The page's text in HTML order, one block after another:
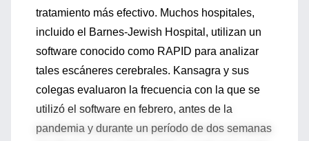
tratamiento más efectivo. Muchos hospitales,
incluido el Barnes-Jewish Hospital, utilizan un
software conocido como RAPID para analizar
tales escáneres cerebrales. Kansagra y sus
colegas evaluaron la frecuencia con la que se
utilizó el software en febrero, antes de la
pandemia y durante un período de dos semanas